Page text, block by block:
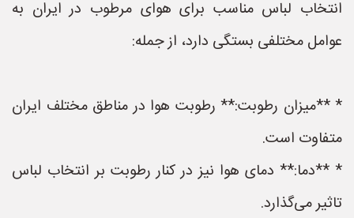
انتخاب لباس مناسب برای هوای مرطوب در ایران به
عوامل مختلفی بستگی دارد، از جمله:
* **میزان رطوبت:** رطوبت هوا در مناطق مختلف ایران
متفاوت است.
* **دما:** دمای هوا نیز در کنار رطوبت بر انتخاب لباس
تاثیر می‌گذارد.